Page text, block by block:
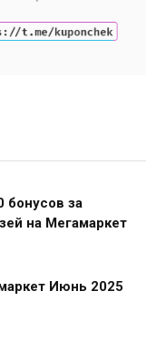
бонусов за
на Мегамаркет
Июнь 2025